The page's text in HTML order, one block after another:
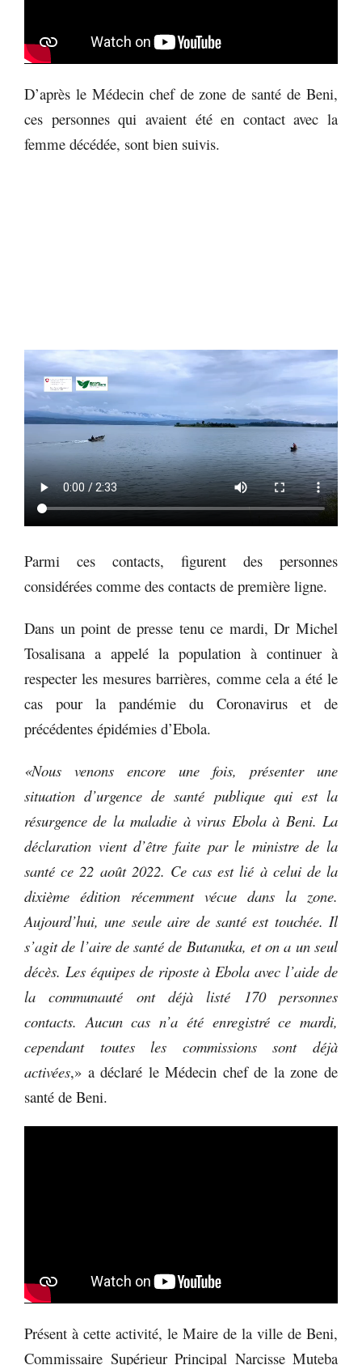
D’après le Médecin chef de zone de santé de Beni,
ces personnes qui avaient été en contact avec la
femme décédée, sont bien suivis.
Parmi ces contacts, figurent des personnes
considérées comme des contacts de première ligne.
Dans un point de presse tenu ce mardi, Dr Michel
Tosalisana a appelé la population à continuer à
respecter les mesures barrières, comme cela a été le
cas pour la pandémie du Coronavirus et de
précédentes épidémies d’Ebola.
«Nous venons encore une fois, présenter une
situation d’urgence de santé publique qui est la
résurgence de la maladie à virus Ebola à Beni. La
déclaration vient d’être faite par le ministre de la
santé ce 22 août 2022. Ce cas est lié à celui de la
dixième édition récemment vécue dans la zone.
Aujourd’hui, une seule aire de santé est touchée. Il
s’agit de l’aire de santé de Butanuka, et on a un seul
décès. Les équipes de riposte à Ebola avec l’aide de
la communauté ont déjà listé 170 personnes
contacts. Aucun cas n’a été enregistré ce mardi,
cependant toutes les commissions sont déjà
activées,» a déclaré le Médecin chef de la zone de
santé de Beni.
Présent à cette activité, le Maire de la ville de Beni,
Commissaire Supérieur Principal Narcisse Muteba